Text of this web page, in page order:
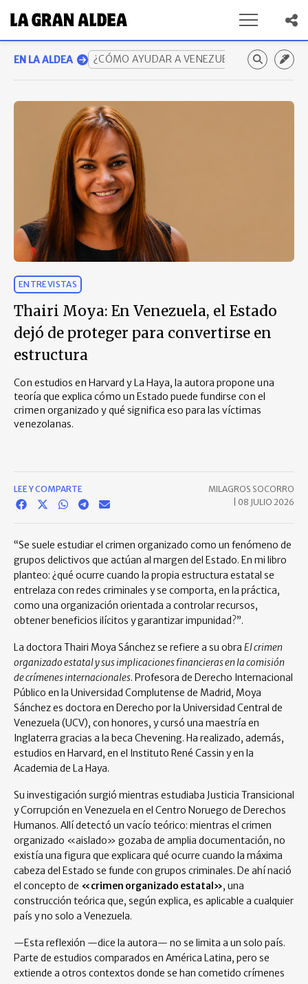
EN LA ALDEA ¿CÓMO AYUDAR A VENEZUELA? GUÍA
ENTREVISTAS
Thairi Moya: En Venezuela, el Estado
dejó de proteger para convertirse en
estructura
Con estudios en Harvard y La Haya, la autora propone una
teoría que explica cómo un Estado puede fundirse con el
crimen organizado y qué significa eso para las víctimas
venezolanas.
LEE Y COMPARTE
MILAGROS SOCORRO
08 JULIO 2026
“Se suele estudiar el crimen organizado como un fenómeno de
grupos delictivos que actúan al margen del Estado. En mi libro
planteo: ¿qué ocurre cuando la propia estructura estatal se
entrelaza con redes criminales y se comporta, en la práctica,
como una organización orientada a controlar recursos,
obtener beneficios ilícitos y garantizar impunidad?”.
La doctora Thairi Moya Sánchez se refiere a su obra El crimen
organizado estatal y sus implicaciones financieras en la comisión
de crímenes internacionales. Profesora de Derecho Internacional
Público en la Universidad Complutense de Madrid, Moya
Sánchez es doctora en Derecho por la Universidad Central de
Venezuela (UCV), con honores, y cursó una maestría en
Inglaterra gracias a la beca Chevening. Ha realizado, además,
estudios en Harvard, en el Instituto René Cassin y en la
Academia de La Haya.
Su investigación surgió mientras estudiaba Justicia Transicional
y Corrupción en Venezuela en el Centro Noruego de Derechos
Humanos. Allí detectó un vacío teórico: mientras el crimen
organizado «aislado» gozaba de amplia documentación, no
existía una figura que explicara qué ocurre cuando la máxima
cabeza del Estado se funde con grupos criminales. De ahí nació
el concepto de «crimen organizado estatal», una
construcción teórica que, según explica, es aplicable a cualquier
país y no solo a Venezuela.
—Esta reflexión —dice la autora— no se limita a un solo país.
Parte de estudios comparados en América Latina, pero se
extiende a otros contextos donde se han cometido crímenes